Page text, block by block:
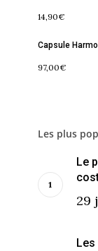
14,90€
Capsule
97,00€
Les plus
Le
29
Les